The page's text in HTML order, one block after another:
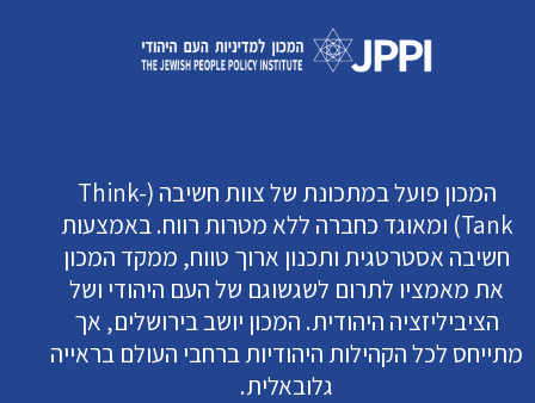
המכון פועל במתכונת של צוות חשיבה (Think-
Tank) ומאוגד כחברה ללא מטרות רווח. באמצעות
חשיבה אסטרטגית ותכנון ארוך טווח, ממקד המכון
את מאמציו לתרום לשגשוגם של העם היהודי ושל
הציביליזציה היהודית. המכון יושב בירושלים, אך
מתייחס לכל הקהילות היהודיות ברחבי העולם בראייה
גלובאלית.